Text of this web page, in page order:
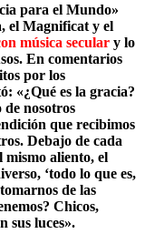
para el Mundo»
el Magnificat y el
música secular y lo
En comentarios
por los
«¿Qué es la gracia?
de nosotros
que recibimos
Debajo de cada
mismo aliento, el
‘todo lo que es,
de las
Chicos,
sus luces».